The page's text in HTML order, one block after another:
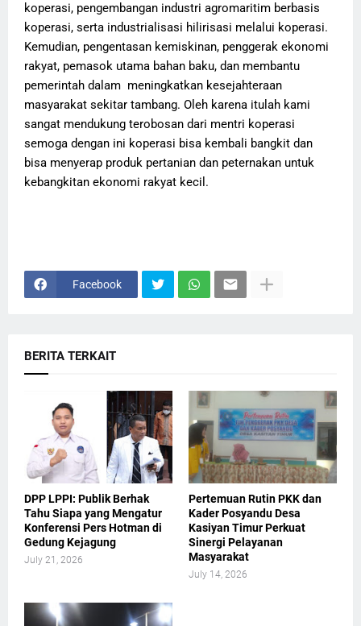
koperasi, pengembangan industri agromaritim berbasis
koperasi, serta industrialisasi hilirisasi melalui koperasi.
Kemudian, pengentasan kemiskinan, penggerak ekonomi
rakyat, pemasok utama bahan baku, dan membantu
pemerintah dalam meningkatkan kesejahteraan
masyarakat sekitar tambang. Oleh karena itulah kami
sangat mendukung terobosan dari mentri koperasi
semoga dengan ini koperasi bisa kembali bangkit dan
bisa menyerap produk pertanian dan peternakan untuk
kebangkitan ekonomi rakyat kecil.
Facebook
BERITA TERKAIT
DPP LPPI: Publik Berhak
Tahu Siapa yang Mengatur
Konferensi Pers Hotman di
Gedung Kejagung
July 21, 2026
Pertemuan Rutin PKK dan
Kader Posyandu Desa
Kasiyan Timur Perkuat
Sinergi Pelayanan
Masyarakat
July 14, 2026